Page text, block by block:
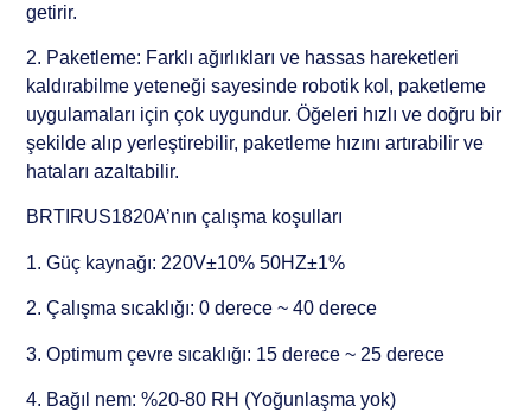
getirir.
2. Paketleme: Farklı ağırlıkları ve hassas hareketleri
kaldırabilme yeteneği sayesinde robotik kol, paketleme
uygulamaları için çok uygundur. Öğeleri hızlı ve doğru bir
şekilde alıp yerleştirebilir, paketleme hızını artırabilir ve
hataları azaltabilir.
BRTIRUS1820A’nın çalışma koşulları
1. Güç kaynağı: 220V±10% 50HZ±1%
2. Çalışma sıcaklığı: 0 derece ~ 40 derece
3. Optimum çevre sıcaklığı: 15 derece ~ 25 derece
4. Bağıl nem: %20-80 RH (Yoğunlaşma yok)